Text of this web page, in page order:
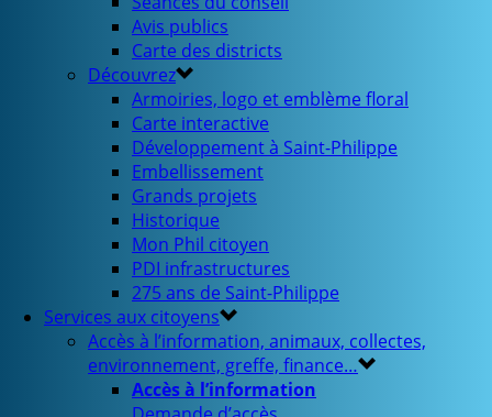
Avis publics
Carte des districts
Découvrez
Armoiries, logo et emblème floral
Carte interactive
Développement à Saint-Philippe
Embellissement
Grands projets
Historique
Mon Phil citoyen
PDI infrastructures
275 ans de Saint-Philippe
Services aux citoyens
Accès à l’information, animaux, collectes,
environnement, greffe, finance…
Accès à l’information